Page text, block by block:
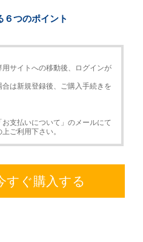
６つのポイント
サイトへの移動後、ログインが
は新規登録後、ご購入手続きを
支払いについて」のメールにて
ご利用下さい。
すぐ購入する